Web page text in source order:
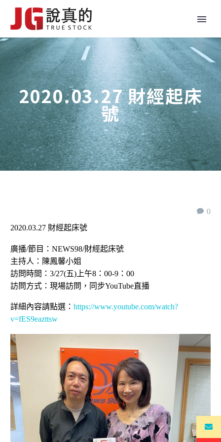
2020.03.27 財經起床
號
0
2020.03.27 財經起床號
廣播/節目：NEWS98/財經起床號
主持人：陳鳳馨小姐
訪問時間：3/27(五)上午8：00-9：00
訪問方式：現場訪問，同步YouTube直播
詳細內容請點選： https://www.youtube.com/watch?
v=fES9eazttsw